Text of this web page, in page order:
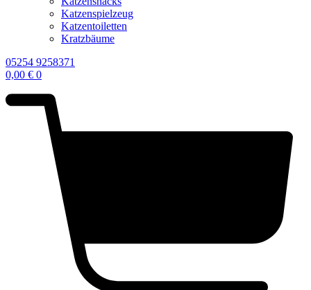
Katzenspielzeug
Katzentoiletten
Kratzbäume
05254 9258371
0,00 € 0